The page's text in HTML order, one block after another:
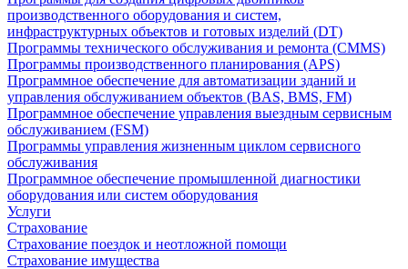
производственного оборудования и систем,
инфраструктурных объектов и готовых изделий (DT)
Программы технического обслуживания и ремонта (CMMS)
Программы производственного планирования (APS)
Программное обеспечение для автоматизации зданий и
управления обслуживанием объектов (BAS, BMS, FM)
Программное обеспечение управления выездным сервисным
обслуживанием (FSM)
Программы управления жизненным циклом сервисного
обслуживания
Программное обеспечение промышленной диагностики
оборудования или систем оборудования
Услуги
Страхование
Страхование поездок и неотложной помощи
Страхование имущества